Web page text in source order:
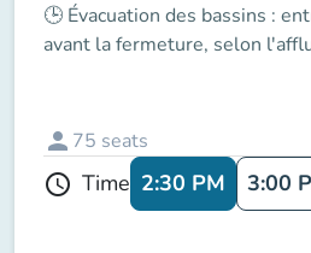
🕒 Évacuation des bassins :
avant la fermeture, selon
person 75 seats
schedule Time 2:30 PM 3:00